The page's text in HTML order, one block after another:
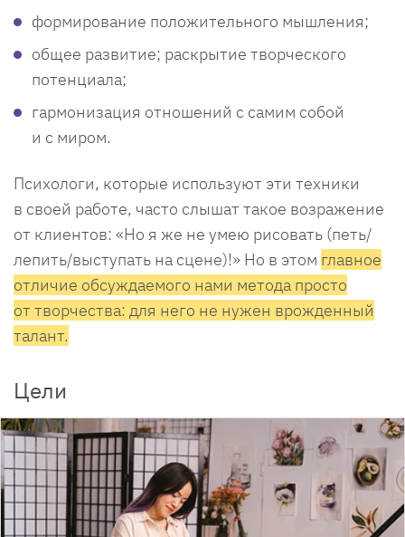
формирование положительного мышления;
общее развитие; раскрытие творческого
потенциала;
гармонизация отношений с самим собой
и с миром.
Психологи, которые используют эти техники
в своей работе, часто слышат такое возражение
от клиентов: «Но я же не умею рисовать (петь/
лепить/выступать на сцене)!» Но в этом главное
отличие обсуждаемого нами метода просто
от творчества: для него не нужен врожденный
талант.
Цели